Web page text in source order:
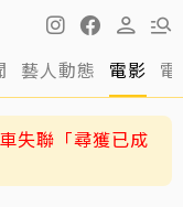
藝人動態 電影
失聯「尋獲已成